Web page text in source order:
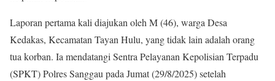
Laporan pertama kali diajukan oleh M (46), warga Desa
Kedakas, Kecamatan Tayan Hulu, yang tidak lain adalah orang
tua korban. Ia mendatangi Sentra Pelayanan Kepolisian Terpadu
(SPKT) Polres Sanggau pada Jumat (29/8/2025) setelah